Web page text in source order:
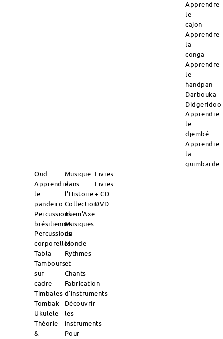
Apprendre
le
cajon
Apprendre
la
conga
Apprendre
le
handpan
Darbouka
Didgeridoo
Apprendre
le
djembé
Apprendre
la
guimbarde
Oud
Apprendre
le
pandeiro
Percussions
brésiliennes
Percussions
corporelles
Tabla
Tambours
sur
cadre
Timbales
Tombak
Ukulele
Théorie
&
Musique
dans
l'Histoire
Collection
Them'Axe
Musiques
du
Monde
Rythmes
et
Chants
Fabrication
d'instruments
Découvrir
les
instruments
Pour
Livres
Livres
+ CD
DVD